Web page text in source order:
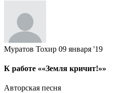
Муратов Тохир 09 января '19
К работе ««Земля кричит!»»
Авторская песня